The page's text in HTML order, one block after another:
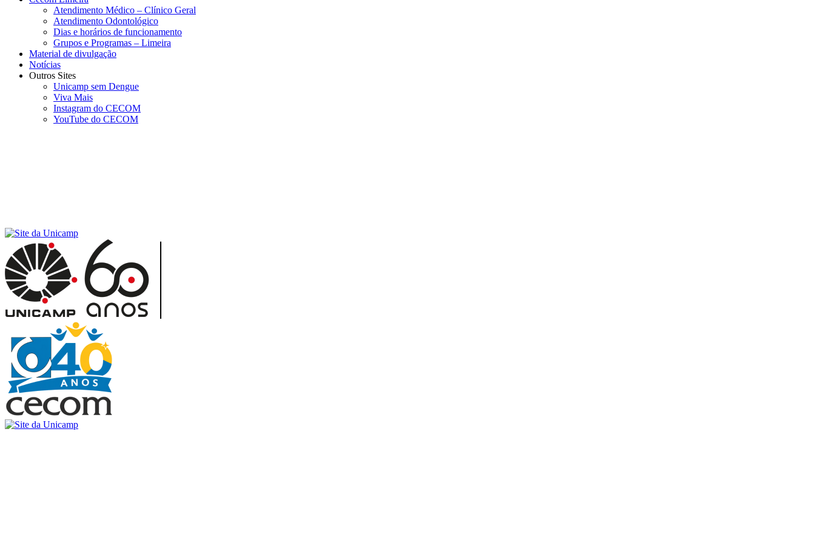
Atendimento Médico – Clínico Geral
Atendimento Odontológico
Dias e horários de funcionamento
Grupos e Programas – Limeira
Material de divulgação
Notícias
Outros Sites
Unicamp sem Dengue
Viva Mais
Instagram do CECOM
YouTube do CECOM